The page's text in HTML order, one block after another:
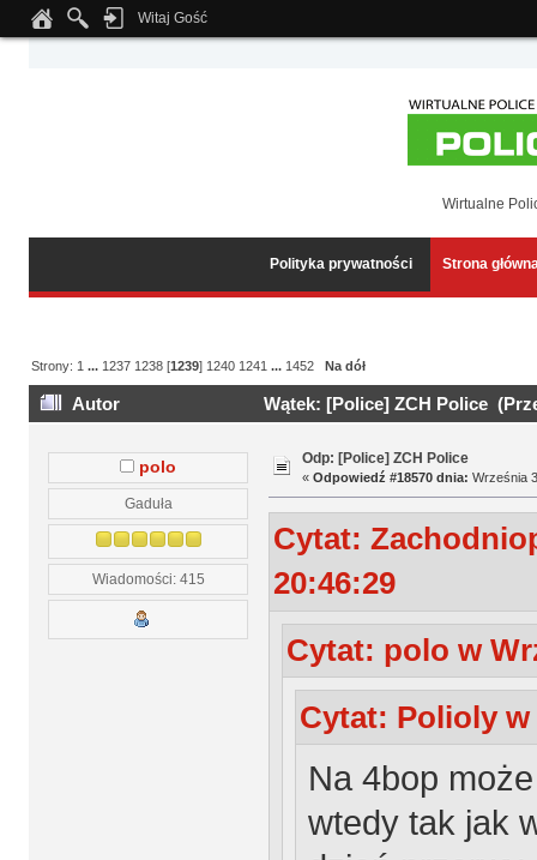
Notice: Undefined index: tapatalk_body_hook in
Witaj Gość
Wirtualne
Polityka prywatności Strona
Strony: 1 ... 1237 1238 [1239] 1240 1241 ... 1452 Na dół
Autor Wątek: [Police] ZCH Police
polo
Gaduła
Wiadomości: 415
Odp: [Police] ZCH Police
« Odpowiedź #18570 dnia: Września
Cytat:
20:46:29
Cytat: polo w
Cytat: Polioly w
Na 4bop
wtedy tak jak